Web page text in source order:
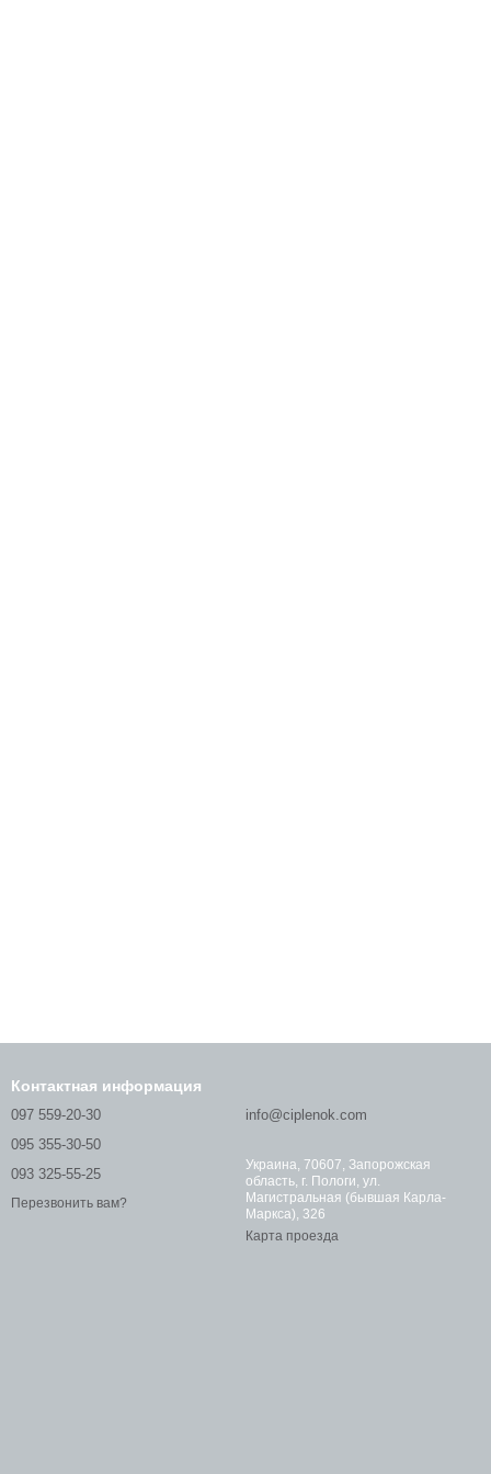
Контактная информация
097 559-20-30
095 355-30-50
093 325-55-25
Перезвонить вам?
info@ciplenok.com
Украина, 70607, Запорожская
область, г. Пологи, ул.
Магистральная (бывшая Карла-
Маркса), 326
Карта проезда